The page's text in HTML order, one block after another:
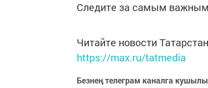
Следите за самым
Читайте новости
https://max.ru/tatmedia
Безнең телеграм каналга